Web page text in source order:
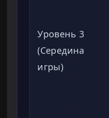
Уровень 3
(Середина
игры)